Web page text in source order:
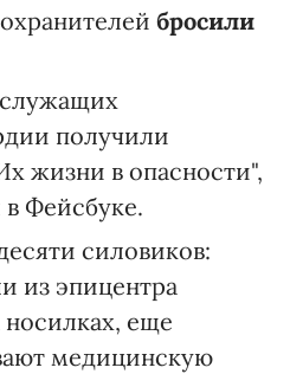
бросили
получили
жизни в опасности",
Фейсбуке.
силовиков:
из эпицентра
носилках, еще
медицинскую